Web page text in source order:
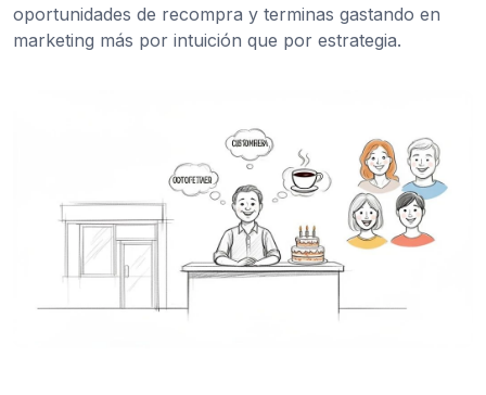
oportunidades de recompra y terminas gastando en
marketing más por intuición que por estrategia.